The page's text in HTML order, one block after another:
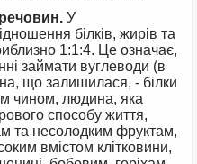
У
білків, жирів та
1:1:4. Це означає,
займати вуглеводи (в
що залишилася, - білки
чином, людина, яка
способу життя,
та несолодким фруктам,
вмістом клітковини,